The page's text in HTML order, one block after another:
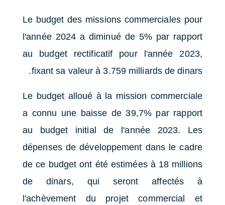
Le budget des missions commerciales pour
l'année 2024 a diminué de 5% par rapport
au budget rectificatif pour l'année 2023,
fixant sa valeur à 3.759 milliards de dinars.
Le budget alloué à la mission commerciale
a connu une baisse de 39,7% par rapport
au budget initial de l'année 2023. Les
dépenses de développement dans le cadre
de ce budget ont été estimées à 18 millions
de dinars, qui seront affectés à
l'achèvement du projet commercial et